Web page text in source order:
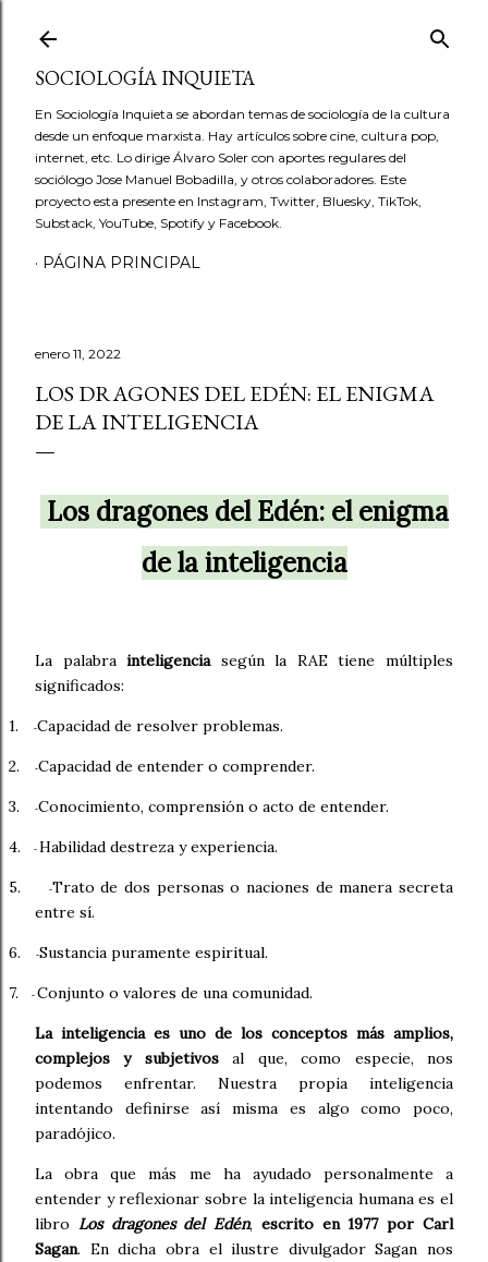
SOCIOLOGÍA INQUIETA
En Sociología Inquieta se abordan temas de sociología de la cultura
desde un enfoque marxista. Hay artículos sobre cine, cultura pop,
internet, etc. Lo dirige Álvaro Soler con aportes regulares del
sociólogo Jose Manuel Bobadilla, y otros colaboradores. Este
proyecto esta presente en Instagram, Twitter, Bluesky, TikTok,
Substack, YouTube, Spotify y Facebook.
PÁGINA PRINCIPAL
enero 11, 2022
LOS DRAGONES DEL EDÉN: EL ENIGMA
DE LA INTELIGENCIA
Los dragones del Edén: el enigma
de la inteligencia
La palabrainteligencia según la RAE tiene múltiples
significados:
1. -Capacidad de resolver problemas.
2. -Capacidad de entender o comprender.
3. -Conocimiento, comprensión o acto de entender.
4. - Habilidad destreza y experiencia.
5. -Trato de dos personas o naciones de manera secreta
entre sí.
6. -Sustancia puramente espiritual.
7. - Conjunto o valores de una comunidad.
La inteligencia es uno de los conceptos más amplios,
complejos y subjetivosal que, como especie, nos
podemos enfrentar. Nuestra propia inteligencia
intentando definirse así misma es algo como poco,
paradójico.
La obra que más me ha ayudado personalmente a
entender y reflexionar sobre la inteligencia humana es el
libro Los dragones del Edén, escrito en 1977 por Carl
Sagan. En dicha obra el ilustre divulgador Sagan nos